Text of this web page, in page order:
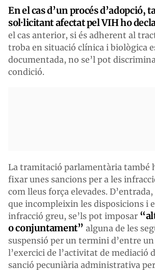
En el cas d’un procés d’adopció,
sol·licitant afectat pel VIH ho
el cas anterior, si és adherent al
troba en situació clínica i biològica
documentada, no se’l pot
condició.
La tramitació parlamentària també
fixar unes sancions per a les
com lleus força elevades.
que incompleixin les disposicions i
infracció greu, se’ls pot imposar
o conjuntament” alguna de les
suspensió per un termini d’entre
l’exercici de l’activitat de mediació
sanció pecuniària administrativa per